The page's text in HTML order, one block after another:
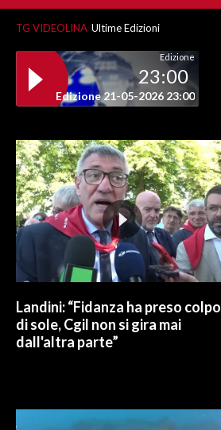
INFO AZIENDE
ABBONATI
ANNUNCI
NECROLOGI
SPIAGGE
STORE
TG VIDEOLINA Ultime Edizioni
Edizione
23:00
Edizione 21-05-2026 23:00
Landini: “Fidanza ha preso colpo
di sole, Cgil non si gira mai
dall'altra parte”